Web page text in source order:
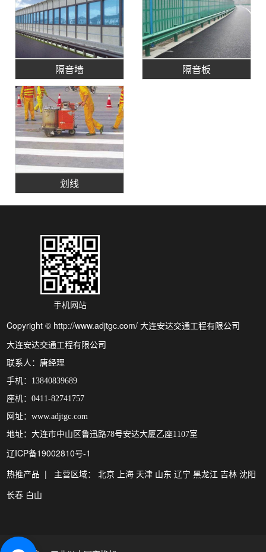
隔音墙 隔音板
划线
手机网站
Copyright © http://www.adjtgc.com/ 大连安达交通工程有限公司
大连安达交通工程有限公司
联系人：唐经理
手机：13840839689
座机：0411-82741757
网址：www.adjtgc.com
地址：大连市中山区鲁迅路78号安达大厦乙座1107室
辽ICP备19002810号-1
热推产品 | 主营区域：北京 上海 天津 山东 辽宁 黑龙江 吉林 沈阳
长春 白山